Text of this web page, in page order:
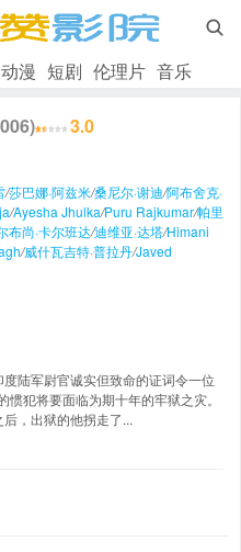

动漫 短剧 伦理片 音乐
3.0
/莎巴娜·阿兹米/桑尼尔·谢迪/阿布舍克·
/Ayesha Jhulka/Puru Rajkumar/帕里
布尚·卡尔班达/迪维亚·达塔/Himani
/威什瓦吉特·普拉丹/Javed
陆军尉官诚实但致命的证词令一位
犯将要面临为期十年的牢狱之灾。
，出狱的他拐走了...